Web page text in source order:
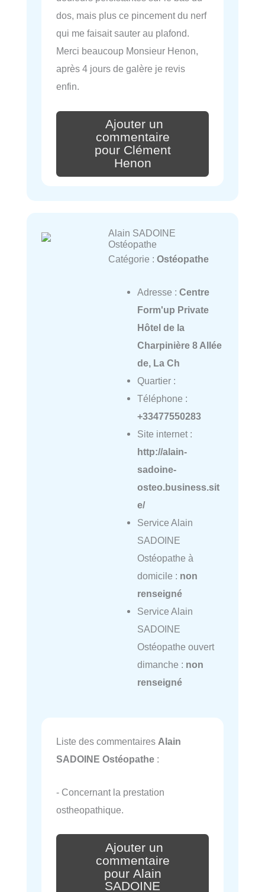
dos, mais plus ce pincement du nerf
qui me faisait sauter au plafond.
Merci beaucoup Monsieur Henon,
après 4 jours de galère je revis
enfin.
Ajouter un
commentaire
pour Clément
Henon
Alain SADOINE
Ostéopathe
Catégorie : Ostéopathe
Adresse : Centre
Form'up Private
Hôtel de la
Charpinière 8 Allée
de, La Ch
Quartier :
Téléphone :
+33477550283
Site internet :
http://alain-
sadoine-
osteo.business.sit
e/
Service Alain
SADOINE
Ostéopathe à
domicile : non
renseigné
Service Alain
SADOINE
Ostéopathe ouvert
dimanche : non
renseigné
Liste des commentaires Alain
SADOINE Ostéopathe :
- Concernant la prestation
ostheopathique.
Ajouter un
commentaire
pour Alain
SADOINE